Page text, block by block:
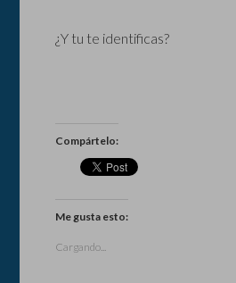
¿Y tu te identificas?
Compártelo:
Me gusta esto:
Cargando...